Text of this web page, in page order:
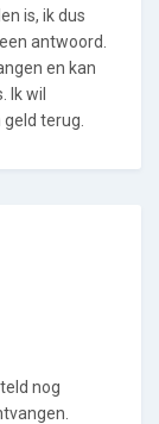
is, ik dus
antwoord.
en kan
Ik wil
terug.
nog